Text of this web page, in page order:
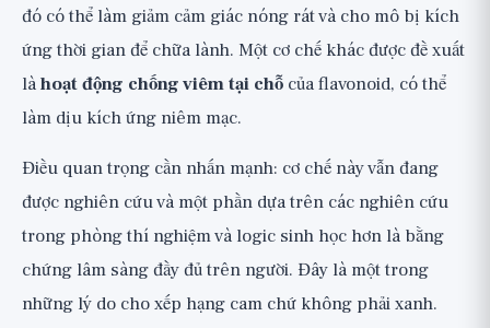
đó có thể làm giảm cảm giác nóng rát và cho mô bị kích
ứng thời gian để chữa lành. Một cơ chế khác được đề xuất
làhoạt động chống viêm tại chỗ của flavonoid, có thể
làm dịu kích ứng niêm mạc.
Điều quan trọng cần nhấn mạnh: cơ chế này vẫn đang
được nghiên cứu và một phần dựa trên các nghiên cứu
trong phòng thí nghiệm và logic sinh học hơn là bằng
chứng lâm sàng đầy đủ trên người. Đây là một trong
những lý do cho xếp hạng cam chứ không phải xanh.